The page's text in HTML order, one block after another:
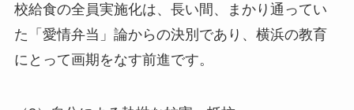
校給食の全員実施化は、長い間、まかり通ってい
た「愛情弁当」論からの決別であり、横浜の教育
にとって画期をなす前進です。